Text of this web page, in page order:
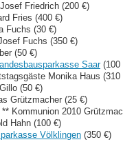
Friedrich (200 €)
Fries (400 €)
Fuchs (30 €)
Fuchs (350 €)
(50 €)
Saar(100
Monika Haus (310
(50 €)
Grützmacher (25 €)
** Kommunion 2010
Hahn (100 €)
Völklingen (350 €)